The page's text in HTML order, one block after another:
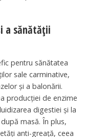
a sănătății
pentru sănătatea
sale carminative,
și a balonării.
producției de enzime
digestiei și la
masă. În plus,
anti-greață, ceea